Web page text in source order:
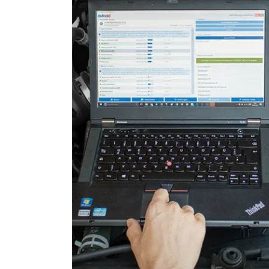
Fahrdynamik-Sitz vorne
Feststellbremse (EPB / SBC)
Gateway
Getriebesteuerung
Heckklappe
Hintere Bedieneinheit
Informationsanzeige
Klimaanlage
Kombiinstrument
Kraftstoffpumpe
Lenksäuleneinheit
Lichtsteuerung
Lichtsteuerung links
Lichtsteuerung rechts
Motorsteuerung (EMS)
Navigationssystem